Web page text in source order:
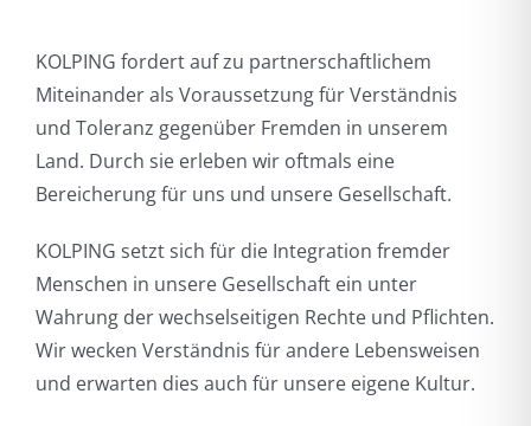
KOLPING fordert auf zu partnerschaftlichem
Miteinander als Voraussetzung für Verständnis
und Toleranz gegenüber Fremden in unserem
Land. Durch sie erleben wir oftmals eine
Bereicherung für uns und unsere Gesellschaft.
KOLPING setzt sich für die Integration fremder
Menschen in unsere Gesellschaft ein unter
Wahrung der wechselseitigen Rechte und Pflichten.
Wir wecken Verständnis für andere Lebensweisen
und erwarten dies auch für unsere eigene Kultur.